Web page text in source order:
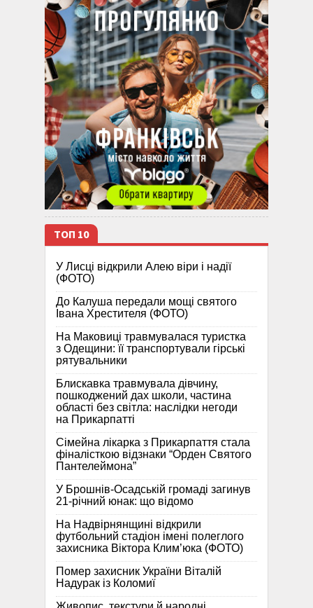
ТОП 10
У Лисці відкрили Алею віри і надії
(ФОТО)
До Калуша передали мощі святого
Івана Хрестителя (ФОТО)
На Маковиці травмувалася туристка
з Одещини: її транспортували гірські
рятувальники
Блискавка травмувала дівчину,
пошкоджений дах школи, частина
області без світла: наслідки негоди
на Прикарпатті
Сімейна лікарка з Прикарпаття стала
фіналісткою відзнаки “Орден Святого
Пантелеймона”
У Брошнів-Осадській громаді загинув
21-річний юнак: що відомо
На Надвірнянщині відкрили
футбольний стадіон імені полеглого
захисника Віктора Клим’юка (ФОТО)
Помер захисник України Віталій
Надурак із Коломиї